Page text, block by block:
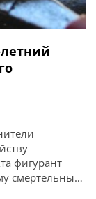
фигурант
смертельные